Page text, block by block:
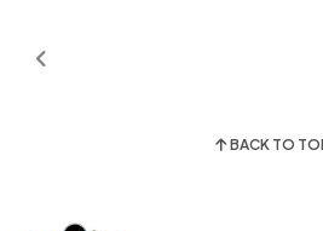
BACK TO